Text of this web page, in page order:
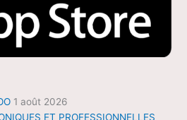
1 août 2026
ET PROFESSIONNELLES